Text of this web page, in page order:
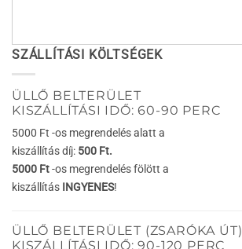
SZÁLLÍTÁSI KÖLTSÉGEK
ÜLLŐ BELTERÜLET
KISZÁLLÍTÁSI IDŐ: 60-90 PERC
5000 Ft -os megrendelés alatt a
kiszállítás díj: 500 Ft.
5000 Ft-os megrendelés fölött a
kiszállítás INGYENES!
ÜLLŐ BELTERÜLET (ZSARÓKA ÚT)
KISZÁLLÍTÁSI IDŐ: 90-120 PERC